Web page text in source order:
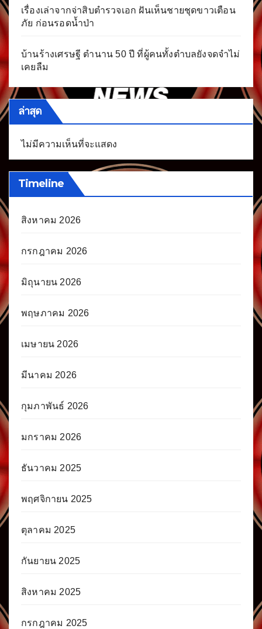
เรื่องเล่าจากจ่าสิบตำรวจเอก ฝันเห็นชายชุดขาวเตือน
ภัย ก่อนรอดน้ำป่า
บ้านร้างเศรษฐี ตำนาน 50 ปี ที่ผู้คนทั้งตำบลยังจดจำไม่
เคยลืม
ล่าสุด
ไม่มีความเห็นที่จะแสดง
Timeline
สิงหาคม 2026
กรกฎาคม 2026
มิถุนายน 2026
พฤษภาคม 2026
เมษายน 2026
มีนาคม 2026
กุมภาพันธ์ 2026
มกราคม 2026
ธันวาคม 2025
พฤศจิกายน 2025
ตุลาคม 2025
กันยายน 2025
สิงหาคม 2025
กรกฎาคม 2025